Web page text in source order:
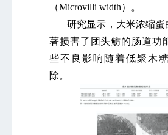
（Microvilli width）。
研究显示，大米浓缩蛋
著损害了团头鲂的肠道功
些不良影响随着低聚木
除。